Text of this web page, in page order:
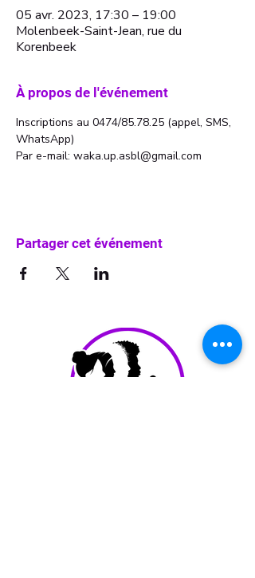
05 avr. 2023, 17:30 – 19:00
Molenbeek-Saint-Jean, rue du
Korenbeek
À propos de l'événement
Inscriptions au 0474/85.78.25 (appel, SMS,
WhatsApp)
Par e-mail: waka.up.asbl@gmail.com
Partager cet événement